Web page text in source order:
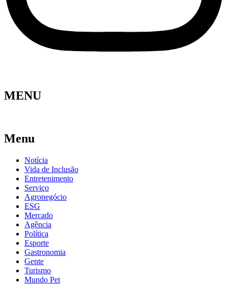
MENU
Menu
Notícia
Vida de Inclusão
Entretenimento
Serviço
Agronegócio
ESG
Mercado
Agência
Política
Esporte
Gastronomia
Gente
Turismo
Mundo Pet